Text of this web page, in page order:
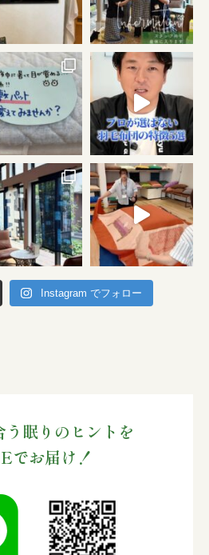
Instagram でフォロー
う眠りのヒントを
でお届け！